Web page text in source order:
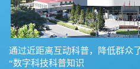
通过近距离互动科普，降低群众
“数字科技科普知识